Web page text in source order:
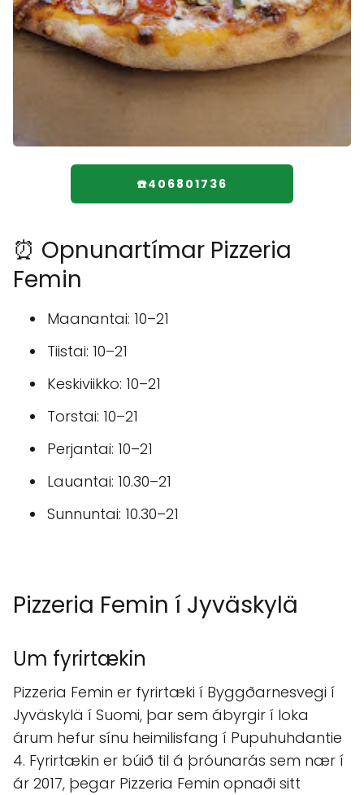
☎️406801736
⏰ Opnunartímar Pizzeria
Femin
Maanantai: 10–21
Tiistai: 10–21
Keskiviikko: 10–21
Torstai: 10–21
Perjantai: 10–21
Lauantai: 10.30–21
Sunnuntai: 10.30–21
Pizzeria Femin í Jyväskylä
Um fyrirtækin
Pizzeria Femin er fyrirtæki í Byggðarnesvegi í
Jyväskylä í Suomi, þar sem ábyrgir í loka
árum hefur sínu heimilisfang í Pupuhuhdantie
4. Fyrirtækin er búið til á þróunarás sem nær í
ár 2017, þegar Pizzeria Femin opnaði sitt